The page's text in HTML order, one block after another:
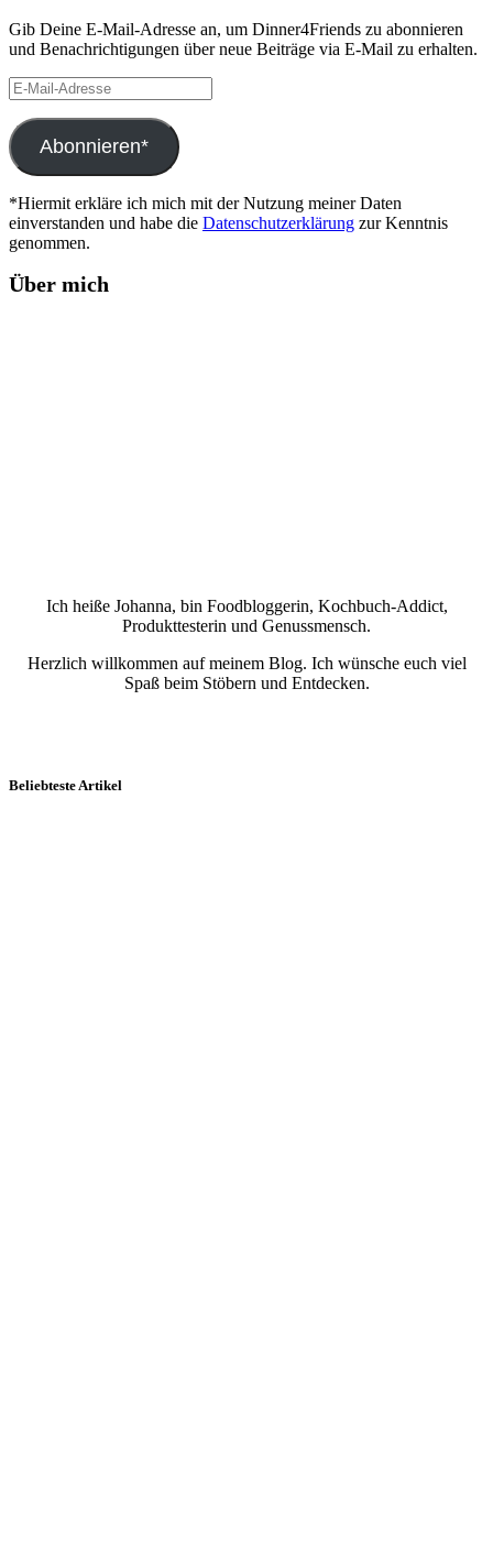
Gib Deine E-Mail-Adresse an, um Dinner4Friends zu abonnieren
und Benachrichtigungen über neue Beiträge via E-Mail zu erhalten.
E-
Mail-
Adresse
Abonnieren*
*Hiermit erkläre ich mich mit der Nutzung meiner Daten
einverstanden und habe die Datenschutzerklärung zur Kenntnis
genommen.
Über mich
Ich heiße Johanna, bin Foodbloggerin, Kochbuch-Addict,
Produkttesterin und Genussmensch.
Herzlich willkommen auf meinem Blog. Ich wünsche euch viel
Spaß beim Stöbern und Entdecken.
Beliebteste Artikel